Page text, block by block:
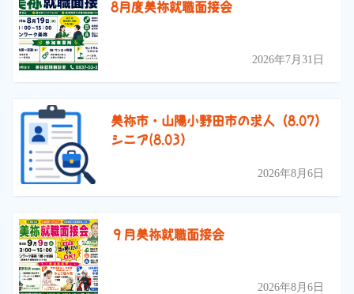
8月度美祢就職面接会
2026年7月31日
美祢市・山陽小野田市の求人（8.07）
シニア(8.03）
2026年8月6日
９月美祢就職面接会
2026年8月6日